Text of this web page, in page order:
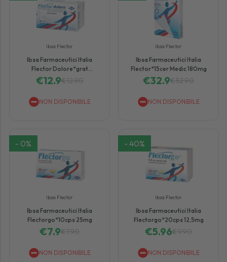
Ibsa Flector
Ibsa Farmaceutici Italia
Flector Dolore*grat
20bust25mg
€12.9€12.90
NON DISPONIBILE
Ibsa Flector
Ibsa Farmaceutici Italia
Flector*15cer Medic 180mg
€32.9€32.90
NON DISPONIBILE
- 0%
Ibsa Flector
Ibsa Farmaceutici Italia
Flectorgo*10cps 25mg
€7.9€7.90
NON DISPONIBILE
- 40%
Ibsa Flector
Ibsa Farmaceutici Italia
Flectorgo*20cps 12,5mg
€5.96€9.90
NON DISPONIBILE